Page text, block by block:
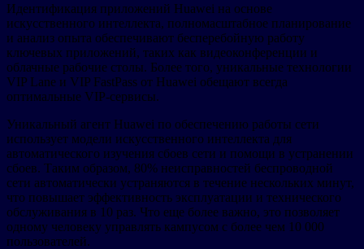
Идентификация приложений Huawei на основе
искусственного интеллекта, полномасштабное планирование
и анализ опыта обеспечивают бесперебойную работу
ключевых приложений, таких как видеоконференции и
облачные рабочие столы. Более того, уникальные технологии
VIP Lane и VIP FastPass от Huawei обещают всегда
оптимальные VIP-сервисы.
Уникальный агент Huawei по обеспечению работы сети
использует модели искусственного интеллекта для
автоматического изучения сбоев сети и помощи в устранении
сбоев. Таким образом, 80% неисправностей беспроводной
сети автоматически устраняются в течение нескольких минут,
что повышает эффективность эксплуатации и технического
обслуживания в 10 раз. Что еще более важно, это позволяет
одному человеку управлять кампусом с более чем 10 000
пользователей.